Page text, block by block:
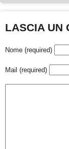
LASCIA UN
Nome (required)
Mail (required)